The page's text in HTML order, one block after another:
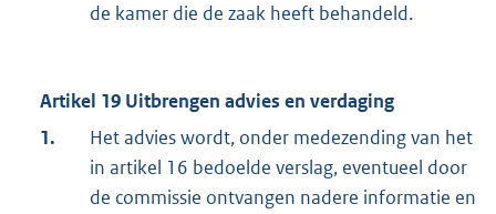
de kamer die de zaak heeft behandeld.
Artikel 19 Uitbrengen advies en verdaging
1.
Het advies wordt, onder medezending van het
in artikel 16 bedoelde verslag, eventueel door
de commissie ontvangen nadere informatie en